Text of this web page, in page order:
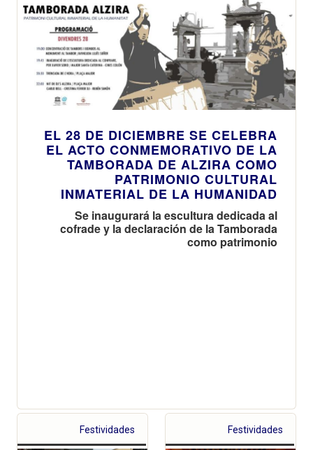
EL 28 DE DICIEMBRE SE CELEBRA
EL ACTO CONMEMORATIVO DE LA
TAMBORADA DE ALZIRA COMO
PATRIMONIO CULTURAL
INMATERIAL DE LA HUMANIDAD
Se inaugurará la escultura dedicada al
cofrade y la declaración de la Tamborada
como patrimonio
Festividades Festividades